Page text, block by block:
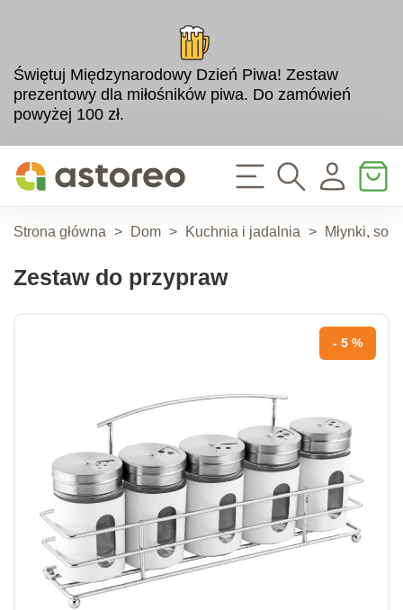
Świętuj Międzynarodowy Dzień Piwa! Zestaw
prezentowy dla miłośników piwa. Do zamówień
powyżej 100 zł.
Strona główna > Dom > Kuchnia i jadalnia > Młynki,
Zestaw do przypraw
- 5 %